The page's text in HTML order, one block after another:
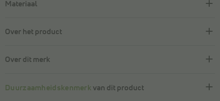
Materiaal
Over het product
Over dit merk
Duurzaamheidskenmerk van dit product